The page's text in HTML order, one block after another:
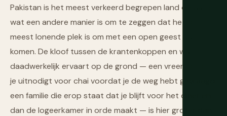
Pakistan is het meest verkeerd begrepen land op aarde,
wat een andere manier is om te zeggen dat het de
meest lonende plek is om met een open geest aan te
komen. De kloof tussen de krantenkoppen en wat je
daadwerkelijk ervaart op de grond — een vreemde die
je uitnodigt voor chai voordat je de weg hebt gevraagd,
een familie die erop staat dat je blijft voor het diner en
dan de logeerkamer in orde maakt — is hier groter dan